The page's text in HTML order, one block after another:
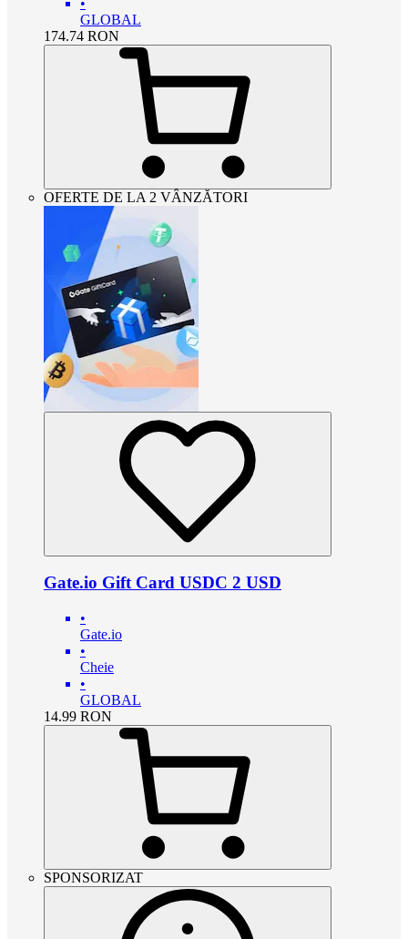
GLOBAL
174.74 RON
OFERTE DE LA 2 VÂNZĂTORI
Gate.io Gift Card USDC 2 USD
•
Gate.io
•
Cheie
•
GLOBAL
14.99 RON
SPONSORIZAT